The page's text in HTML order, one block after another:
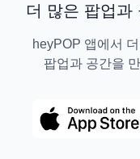
더 많은 팝업과
heyPOP 앱에서
팝업과 공간을